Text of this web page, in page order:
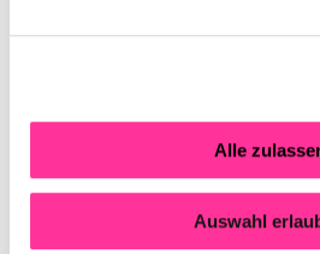
Alle
Auswahl